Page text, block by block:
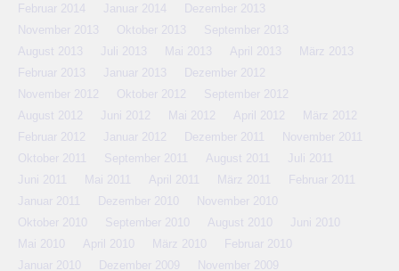
Februar 2014
Januar 2014
Dezember 2013
November 2013
Oktober 2013
September 2013
August 2013
Juli 2013 Mai 2013 April 2013
März 2013
Februar 2013
Januar 2013
Dezember 2012
November 2012
Oktober 2012
September 2012
August 2012
Juni 2012 Mai 2012 April 2012
März 2012
Februar 2012
Januar 2012 Dezember 2011
November 2011
Oktober 2011
September 2011 August 2011
Juli 2011
Juni 2011
Mai 2011 April 2011 März 2011
Februar 2011
Januar 2011
Dezember 2010
November 2010
Oktober 2010
September 2010 August 2010
Juni 2010
Mai 2010
April 2010 März 2010
Februar 2010
Januar 2010
Dezember 2009 November 2009